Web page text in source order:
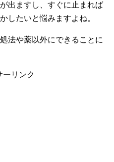
出ますし、すぐに止まれば
したいと悩みますよね。
法や薬以外にできることに
ーリンク